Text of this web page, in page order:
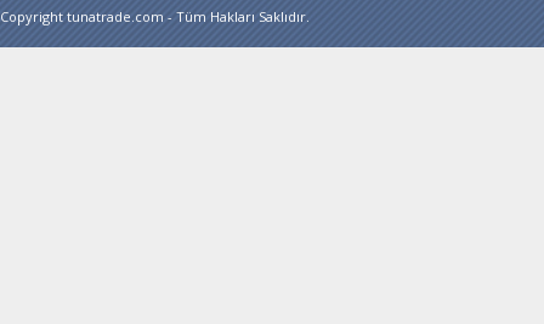
Copyright tunatrade.com - Tüm Hakları Saklıdır.